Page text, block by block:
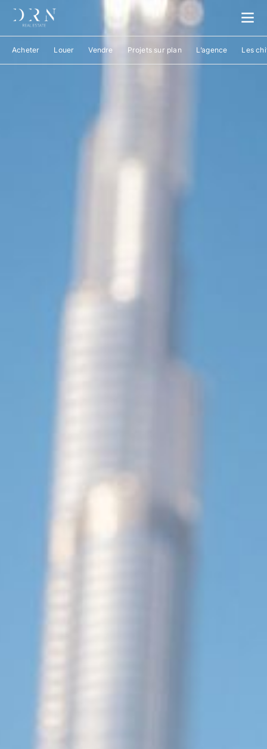
Acheter Louer Vendre Projets sur plan L’agence Les